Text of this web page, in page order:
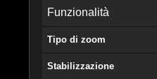
Funzionalità
Tipo di zoom
Stabilizzazione